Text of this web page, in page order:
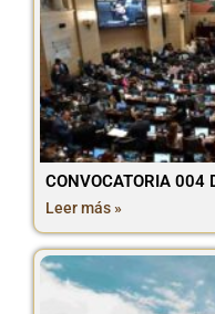
CONVOCATORIA
Leer más »